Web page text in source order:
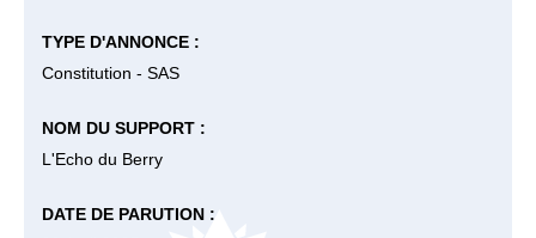
TYPE D'ANNONCE :
Constitution - SAS
NOM DU SUPPORT :
L'Echo du Berry
DATE DE PARUTION :